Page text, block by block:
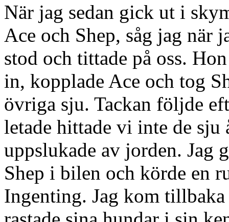
När jag sedan gick ut i
Ace och Shep, såg jag när
stod och tittade på oss.
in, kopplade Ace och tog
övriga sju. Tackan följde
letade hittade vi inte de sju
uppslukade av jorden. Jag
Shep i bilen och körde en
Ingenting. Jag kom